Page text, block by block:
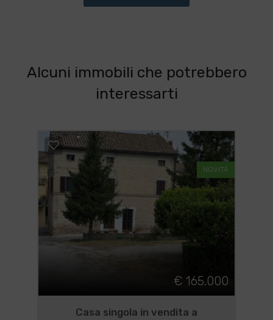
Alcuni immobili che potrebbero
interessarti
NOVITÀ
€ 165.000
Casa singola in vendita a